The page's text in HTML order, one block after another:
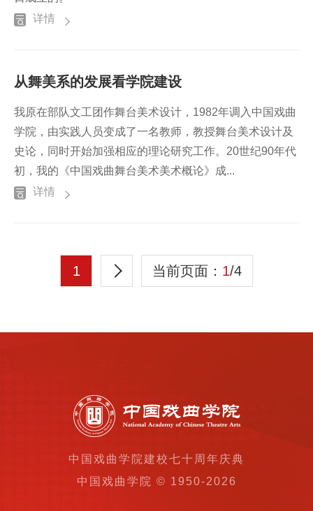
详情
从舞美系的发展看学院建设
我原在部队文工团作舞台美术设计，1982年调入中国戏曲
学院，由实践人员变成了一名教师，教授舞台美术设计及
史论，同时开始加强相应的理论研究工作。20世纪90年代
初，我的《中国戏曲舞台美术美术概论》成...
详情
1 当前页面： 1/4
中国戏曲学院建校七十周年庆典
中国戏曲学院 © 1950-2026